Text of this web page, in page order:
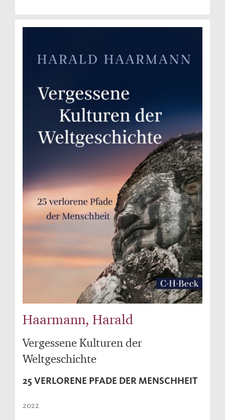
Haarmann, Harald
Vergessene Kulturen der
Weltgeschichte
25 VERLORENE PFADE DER MENSCHHEIT
2022